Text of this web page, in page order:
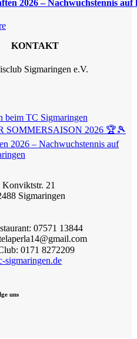
2026 – Nachwuchstennis
beim TC Sigmaringen
SOMMERSAISON 2026 🏆🎾
2026 – Nachwuchstennis auf
KONTAKT
Sigmaringen e.V.
Konviktstr. 21
Sigmaringen
07571 13844
0171 8272209
sigmaringen.de
uns